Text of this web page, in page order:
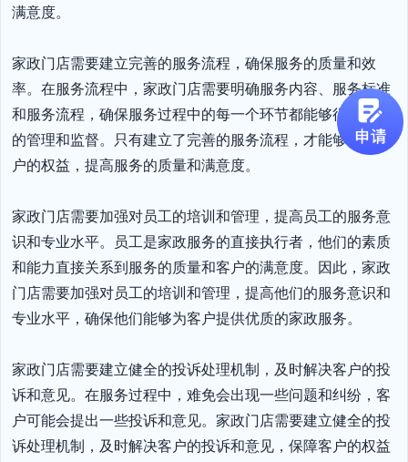
满意度。
家政门店需要建立完善的服务流程，确保服务的质量和效
率。在服务流程中，家政门店需要明确服务内容、服务标准
和服务流程，确保服务过程中的每一个环节都能够得到有效
的管理和监督。只有建立了完善的服务流程，才能够保障客
户的权益，提高服务的质量和满意度。
家政门店需要加强对员工的培训和管理，提高员工的服务意
识和专业水平。员工是家政服务的直接执行者，他们的素质
和能力直接关系到服务的质量和客户的满意度。因此，家政
门店需要加强对员工的培训和管理，提高他们的服务意识和
专业水平，确保他们能够为客户提供优质的家政服务。
家政门店需要建立健全的投诉处理机制，及时解决客户的投
诉和意见。在服务过程中，难免会出现一些问题和纠纷，客
户可能会提出一些投诉和意见。家政门店需要建立健全的投
诉处理机制，及时解决客户的投诉和意见，保障客户的权益